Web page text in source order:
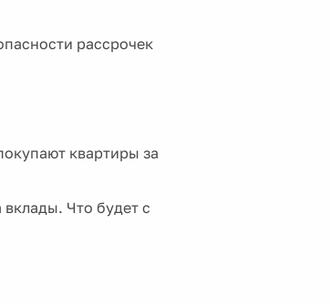
рассрочек
квартиры за
Что будет с